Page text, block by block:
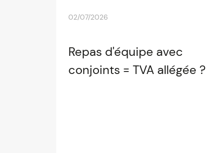
02/07/2026
Repas d'équipe avec
conjoints = TVA allégée ?